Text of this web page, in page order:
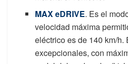
MAX eDRIVE. Es el
velocidad máxima
eléctrico es de 140 km/h.
excepcionales, con